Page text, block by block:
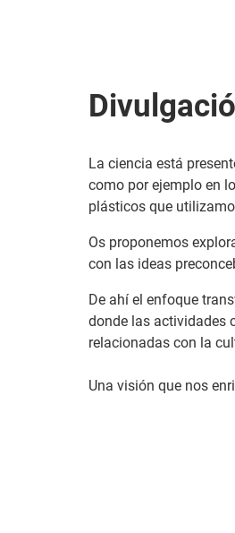
La ciencia está
como por ejemplo en
plásticos que
Os proponemos
con las ideas
De ahí el enfoque
donde las actividades
relacionadas con la
Una visión que nos